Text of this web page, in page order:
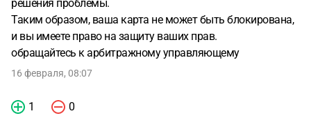
решения проблемы.
Таким образом, ваша карта не может быть блокирована,
и вы имеете право на защиту ваших прав.
обращайтесь к арбитражному управляющему
16 февраля, 08:07
1 0